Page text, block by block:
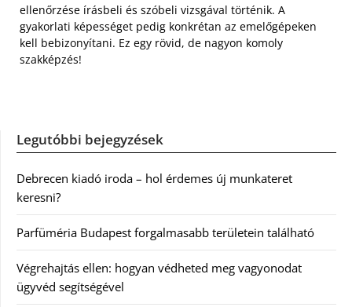
ellenőrzése írásbeli és szóbeli vizsgával történik. A
gyakorlati képességet pedig konkrétan az emelőgépeken
kell bebizonyítani. Ez egy rövid, de nagyon komoly
szakképzés!
Legutóbbi bejegyzések
Debrecen kiadó iroda – hol érdemes új munkateret
keresni?
Parfüméria Budapest forgalmasabb területein található
Végrehajtás ellen: hogyan védheted meg vagyonodat
ügyvéd segítségével